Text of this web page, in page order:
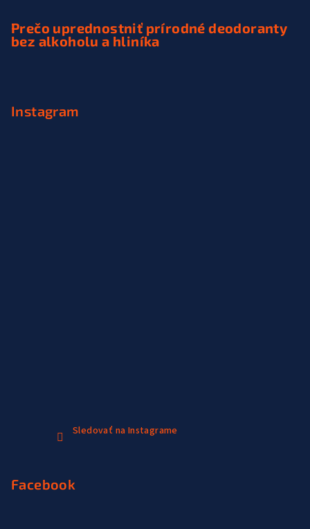
Prečo uprednostniť prírodné deodoranty
bez alkoholu a hliníka
Instagram
Sledovať na Instagrame
Facebook